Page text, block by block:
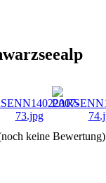
keine Bewertung)